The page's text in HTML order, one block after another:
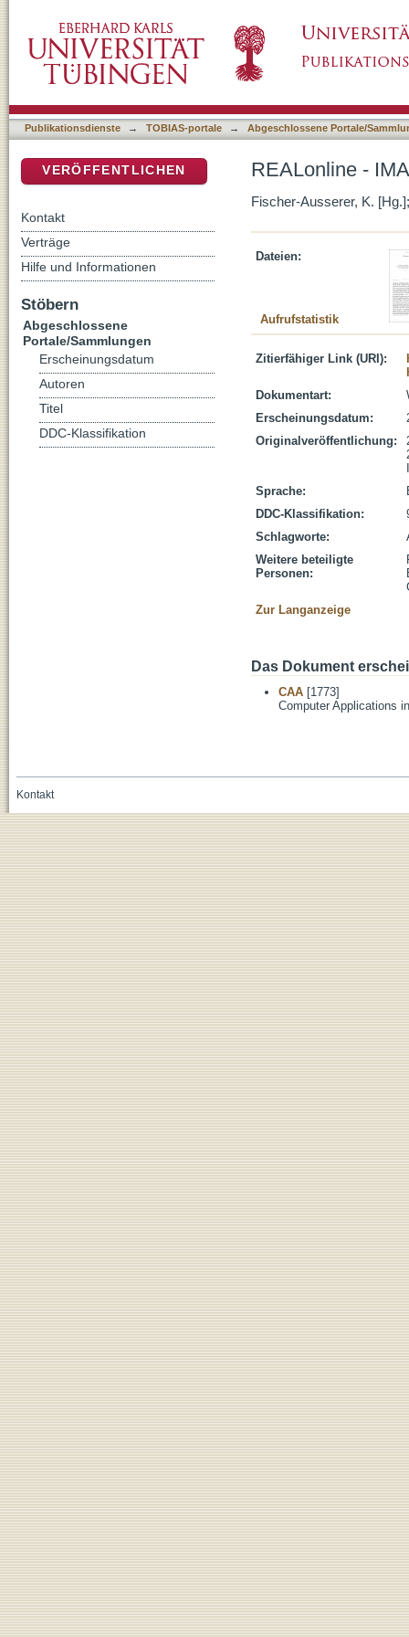
Publikationsdienste → TOBIAS-portale → Abgeschlossene Portale/
REALonline -
Fischer-Ausserer, K.
Dateien:
Aufrufstatistik
Zitierfähiger Link (URI):
Dokumentart:
Erscheinungsdatum:
Originalveröffentlichung:
Sprache:
DDC-Klassifikation:
Schlagworte:
Weitere beteiligte
Personen:
Zur Langanzeige
Das Dokument
CAA [1773]
Computer Applications
VERÖFFENTLICHEN
Kontakt
Verträge
Hilfe und Informationen
Stöbern
Abgeschlossene
Portale/Sammlungen
Erscheinungsdatum
Autoren
Titel
DDC-Klassifikation
Kontakt